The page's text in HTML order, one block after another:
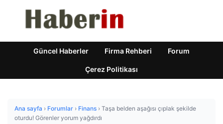
Güncel Haberler Firma Rehberi Forum
Çerez Politikası
Ana sayfa › Forumlar › Finans › Taşa belden aşağısı çıplak şekilde
oturdu! Görenler yorum yağdırdı